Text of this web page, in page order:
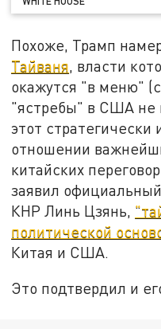
Похоже, Трамп
Тайваня, власти
окажутся "в меню"
"ястребы" в США не
этот
отношении
китайских
заявил
КНР Линь Цзянь,
политической
Китая и США.
Это подтвердил и